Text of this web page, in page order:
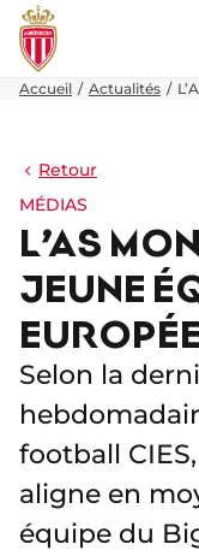
Accueil Actualités
Retour
MÉDIAS
L’AS
JEUNE
Selon la
football
aligne en
équipe du